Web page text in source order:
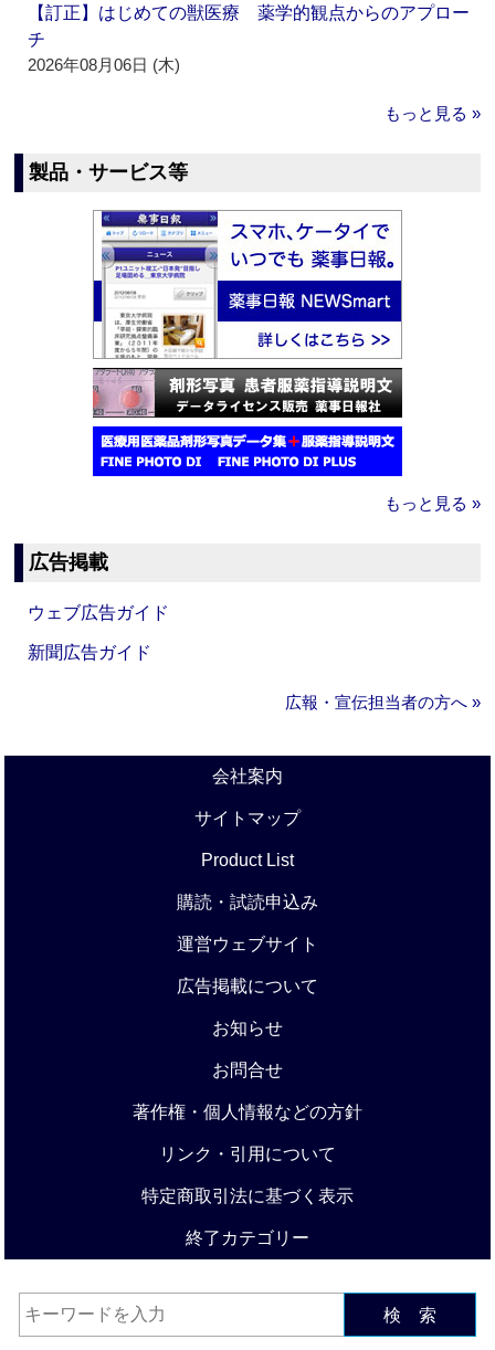
【訂正】はじめての獣医療 薬学的観点からのアプロー
チ
2026年08月06日 (木)
もっと見る »
製品・サービス等
もっと見る »
広告掲載
ウェブ広告ガイド
新聞広告ガイド
広報・宣伝担当者の方へ »
会社案内
サイトマップ
Product List
購読・試読申込み
運営ウェブサイト
広告掲載について
お知らせ
お問合せ
著作権・個人情報などの方針
リンク・引用について
特定商取引法に基づく表示
終了カテゴリー
検 索